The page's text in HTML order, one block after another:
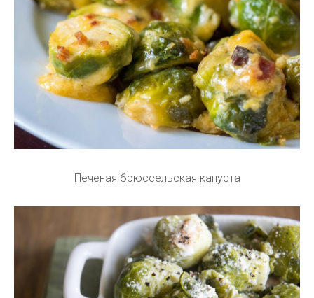
Печеная брюссельская капуста